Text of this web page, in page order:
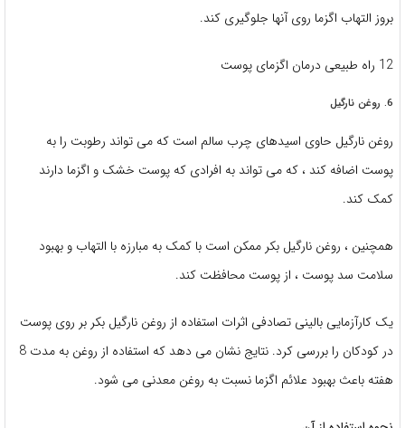
بروز التهاب اگزما روی آنها جلوگیری کند.
12 راه طبیعی درمان اگزمای پوست
6. روغن نارگیل
روغن نارگیل حاوی اسیدهای چرب سالم است که می تواند رطوبت را به
پوست اضافه کند ، که می تواند به افرادی که پوست خشک و اگزما دارند
کمک کند.
همچنین ، روغن نارگیل بکر ممکن است با کمک به مبارزه با التهاب و بهبود
سلامت سد پوست ، از پوست محافظت کند.
یک کارآزمایی بالینی تصادفی اثرات استفاده از روغن نارگیل بکر بر روی پوست
در کودکان را بررسی کرد. نتایج نشان می دهد که استفاده از روغن به مدت 8
هفته باعث بهبود علائم اگزما نسبت به روغن معدنی می شود.